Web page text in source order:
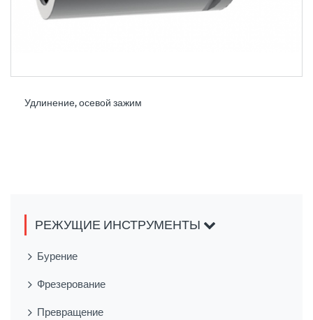
Удлинение, осевой зажим
РЕЖУЩИЕ ИНСТРУМЕНТЫ
Бурение
Фрезерование
Превращение